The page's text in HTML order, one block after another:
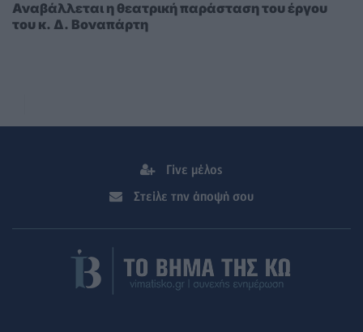
Αναβάλλεται η θεατρική παράσταση του έργου
του κ. Δ. Βοναπάρτη
Γίνε μέλος
Στείλε την άποψή σου